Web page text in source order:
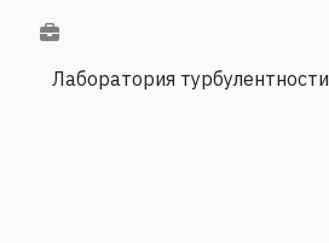
Лаборатория турбулентности